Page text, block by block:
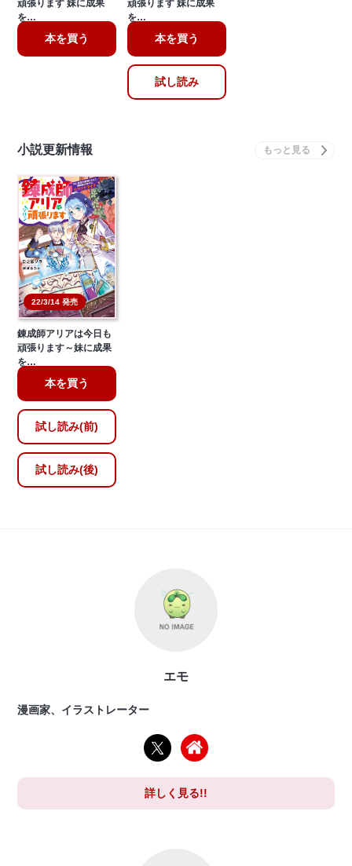
頑張ります 妹に成果
を…
本を買う
頑張ります 妹に成果
を…
本を買う
試し読み
小説更新情報
22/3/14 発売
錬成師アリアは今日も
頑張ります～妹に成果
を…
本を買う
試し読み(前)
試し読み(後)
エモ
漫画家、イラストレーター
詳しく見る!!